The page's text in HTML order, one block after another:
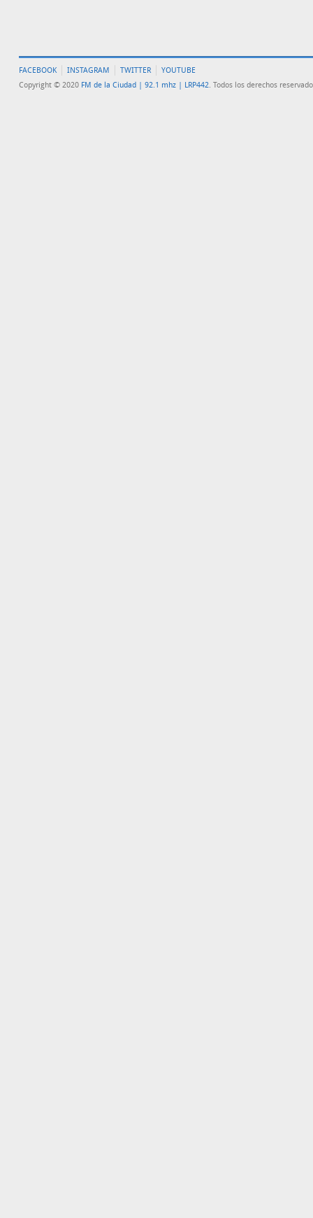
FACEBOOK INSTAGRAM TWITTER
YOUTUBE
Copyright © 2020 FM de la Ciudad | 92.1 mhz | LRP442. Todos los derechos